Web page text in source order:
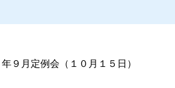
例会（１０月１５日）